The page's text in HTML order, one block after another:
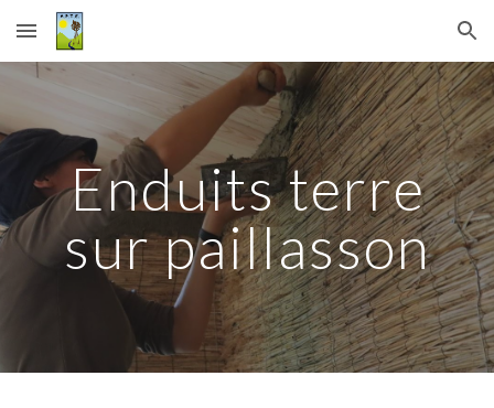
Skip to main content Skip to navigation
Enduitsterre
sur paillasson